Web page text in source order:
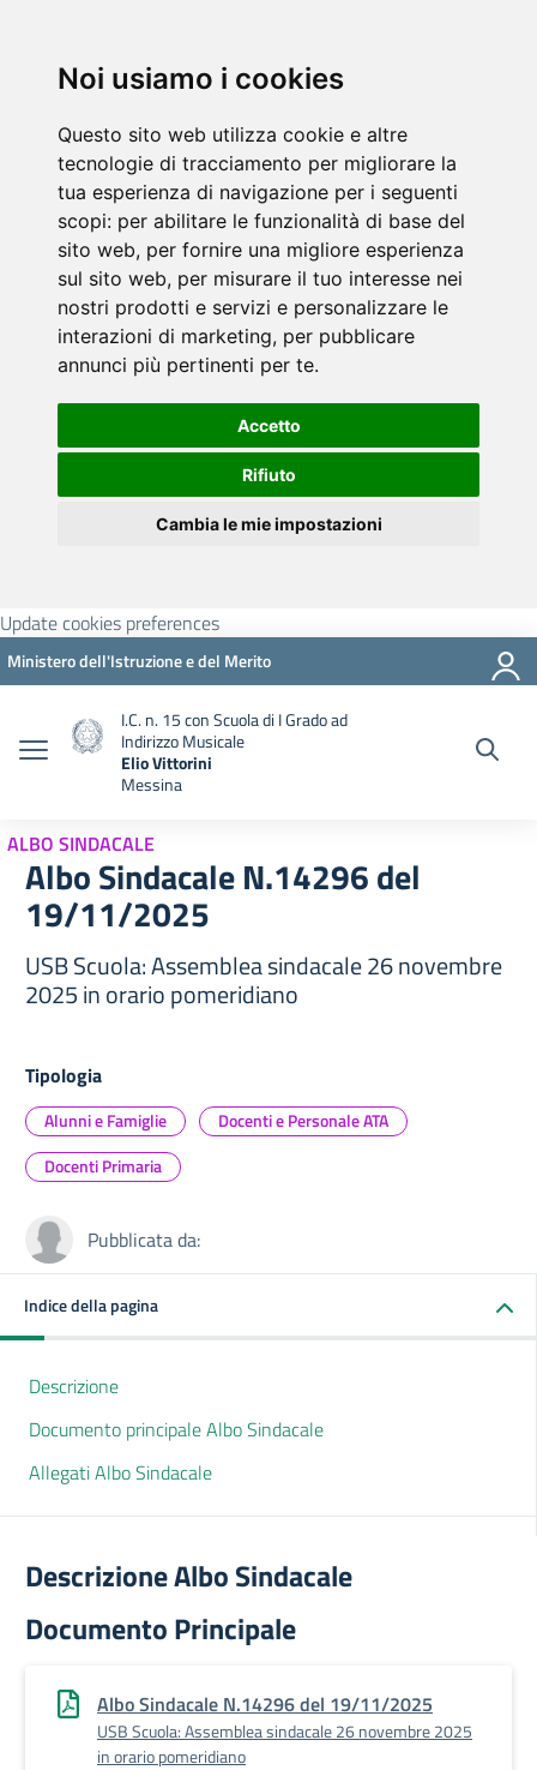
Noi usiamo i cookies
Questo sito web utilizza cookie e altre
tecnologie di tracciamento per migliorare la
tua esperienza di navigazione per i seguenti
scopi: per abilitare le funzionalità di base del
sito web, per fornire una migliore esperienza
sul sito web, per misurare il tuo interesse nei
nostri prodotti e servizi e personalizzare le
interazioni di marketing, per pubblicare
annunci più pertinenti per te.
Accetto
Rifiuto
Cambia le mie impostazioni
Update cookies preferences
Ministero dell'Istruzione e del Merito
I.C. n. 15 con Scuola di I Grado ad
Indirizzo Musicale
Elio Vittorini
Messina
ALBO SINDACALE
Albo Sindacale N.14296 del
19/11/2025
USB Scuola: Assemblea sindacale 26 novembre
2025 in orario pomeridiano
Tipologia
Alunni e Famiglie
Docenti e Personale ATA
Docenti Primaria
Pubblicata da:
Indice della pagina
Descrizione
Documento principale Albo Sindacale
Allegati Albo Sindacale
Descrizione Albo Sindacale
Documento Principale
Albo Sindacale N.14296 del 19/11/2025
USB Scuola: Assemblea sindacale 26 novembre 2025
in orario pomeridiano